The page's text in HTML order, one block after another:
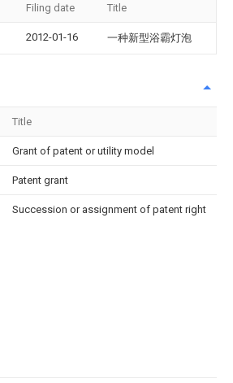
Filing date Title
2012-01-16 一种新型浴霸灯泡
Title
Grant of patent or utility model
Patent grant
Succession or assignment of patent right